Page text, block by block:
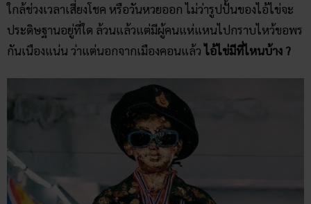
ใกล้ช่วงเวลาเสี่ยงโชค หรือวันหวยออก ไม่ว่ารูปปั้นของไอ้ไข่จะ
ประดิษฐานอยู่ที่ใด ล้วนแล้วแต่มีผู้คนแห่แหนไปกราบไหว้ขอพร
กันเนืองแน่น ว่าแต่นอกจากเมืองคอนแล้วไอ้ไข่มีที่ไหนบ้าง ?